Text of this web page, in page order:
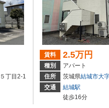
５丁目2-1
賃料 2.5万円
種別
アパート
住所
茨城県結城市大
交通
結城駅
徒歩16分